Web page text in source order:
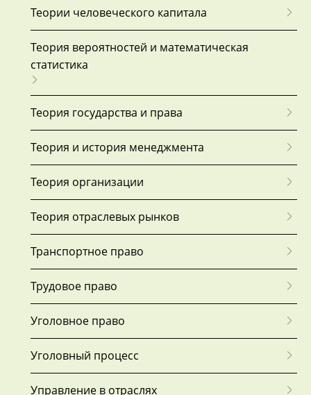
Теории человеческого капитала
Теория вероятностей и математическая
статистика
Теория государства и права
Теория и история менеджмента
Теория организации
Теория отраслевых рынков
Транспортное право
Трудовое право
Уголовное право
Уголовный процесс
Управление в отраслях